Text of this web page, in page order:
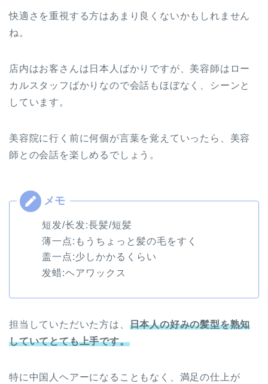
快適さを重視する方はあまり良くないかもしれません
ね。
店内はお客さんは日本人ばかりですが、美容師はロー
カルスタッフばかりなので会話もほぼなく、シーンと
しています。
美容院に行く前に何個が言葉を覚えていったら、美容
師との会話を楽しめるでしょう。
短发/长发:長髪/短髪
薄一点:もうちょっと髪の毛をすく
盖一点:少しかかるくらい
发蜡:ヘアワックス
担当していただいた方は、 日本人の好みの髪型を熟知
していてとても上手です。
特に中国人ヘアーになることもなく、満足の仕上が